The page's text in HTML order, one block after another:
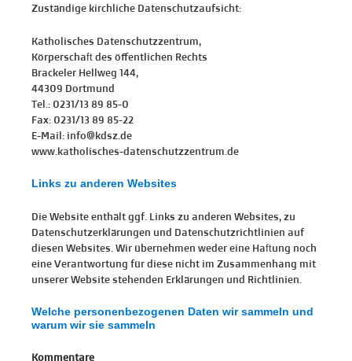
Zuständige kirchliche Datenschutzaufsicht:
Katholisches Datenschutzzentrum,
Körperschaft des öffentlichen Rechts
Brackeler Hellweg 144,
44309 Dortmund
Tel.: 0231/13 89 85-0
Fax: 0231/13 89 85-22
E-Mail: info@kdsz.de
www.katholisches-datenschutzzentrum.de
Links zu anderen Websites
Die Website enthält ggf. Links zu anderen Websites, zu
Datenschutzerklärungen und Datenschutzrichtlinien auf
diesen Websites. Wir übernehmen weder eine Haftung noch
eine Verantwortung für diese nicht im Zusammenhang mit
unserer Website stehenden Erklärungen und Richtlinien.
Welche personenbezogenen Daten wir sammeln und
warum wir sie sammeln
Kommentare